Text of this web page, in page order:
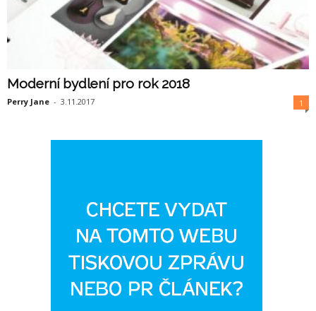
Moderní bydlení pro rok 2018
Perry Jane - 3.11.2017 1